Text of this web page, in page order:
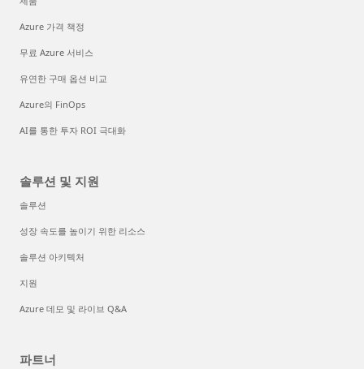
Azure 가격 책정
무료 Azure 서비스
유연한 구매 옵션 비교
Azure의 FinOps
AI를 통한 투자 ROI 극대화
솔루션 및 지원
솔루션
성장 속도를 높이기 위한 리소스
솔루션 아키텍처
지원
Azure 데모 및 라이브 Q&A
파트너